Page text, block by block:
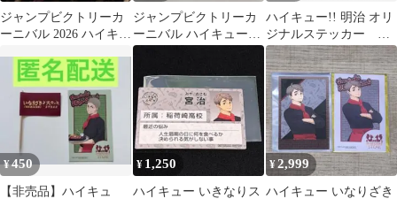
ジャンプビクトリーカ
ーニバル 2026 ハイキュ
巻貴大
ジャンプビクトリーカ
ーニバル ハイキュー!!
ノベルティ
ハイキュー!! 明治 オリ
ジナルステッカー 日
向翔陽×2
¥450
【非売品】ハイキュ
¥ 1,250
ハイキュー いきなりス
¥2,999
ハイキュー いなりざき